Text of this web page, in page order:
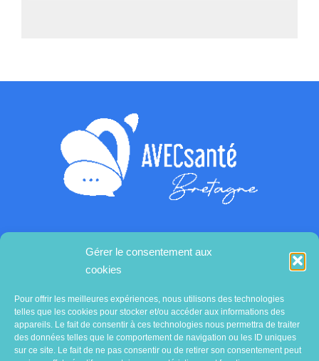
Gérer le consentement aux
cookies
Pour offrir les meilleures expériences, nous utilisons des technologies
telles que les cookies pour stocker et/ou accéder aux informations des
appareils. Le fait de consentir à ces technologies nous permettra de traiter
des données telles que le comportement de navigation ou les ID uniques
sur ce site. Le fait de ne pas consentir ou de retirer son consentement peut
Contactez-nous